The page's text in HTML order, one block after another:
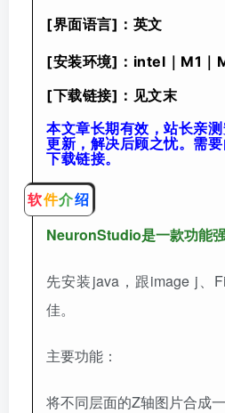
[界面语言]：英文
[安装环境]：intel｜M1｜
[下载链接]：见文末
本文章长期有效，站长亲
更新，解决后顾之忧。需
下载链接。
软件介绍
NeuronStudio是一款功能
先安装java，跟image j、
佳。
主要功能：
将不同层面的Z轴图片合成